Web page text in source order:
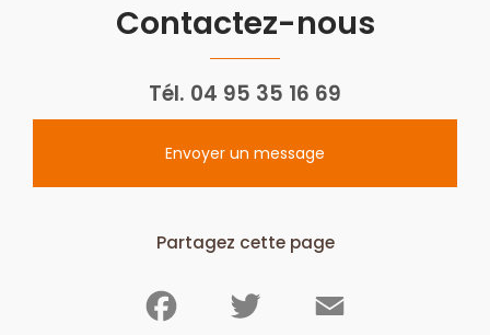
Contactez-nous
Tél. 04 95 35 16 69
Envoyer un message
Partagez cette page